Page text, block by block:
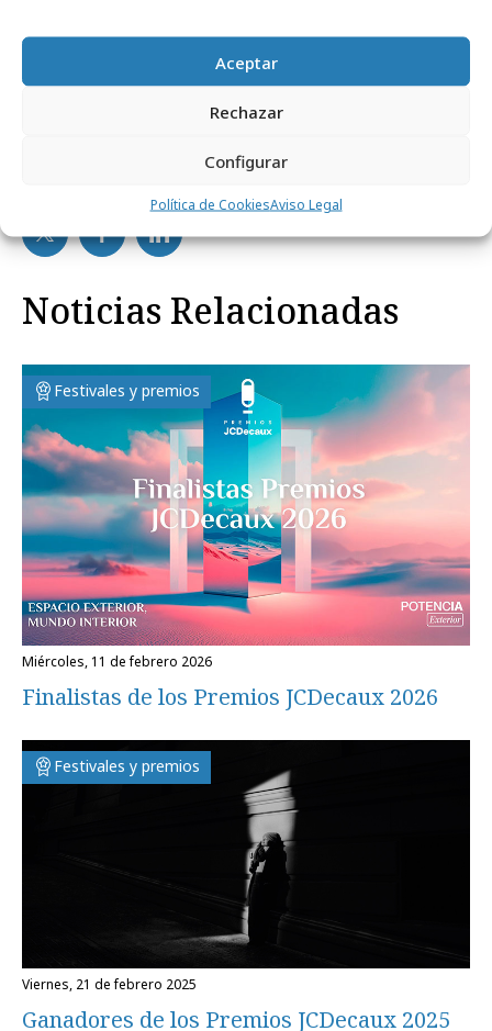
Aceptar
Rechazar
Configurar
Política de CookiesAviso Legal
general de JCDecaux para España y Portugal.
Noticias Relacionadas
Festivales y premios
miércoles, 11 de febrero 2026
Finalistas de los Premios JCDecaux 2026
Festivales y premios
viernes, 21 de febrero 2025
Ganadores de los Premios JCDecaux 2025